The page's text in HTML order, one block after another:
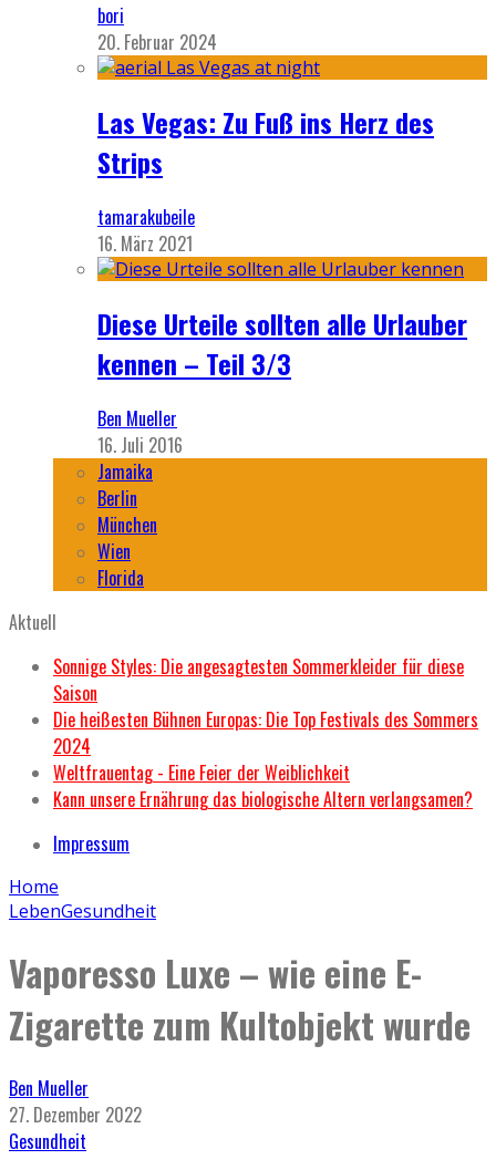
bori
20. Februar 2024
Las Vegas: Zu Fuß ins Herz des
Strips
tamarakubeile
16. März 2021
Diese Urteile sollten alle Urlauber
kennen – Teil 3/3
Ben Mueller
16. Juli 2016
Jamaika
Berlin
München
Wien
Florida
Aktuell
Sonnige Styles: Die angesagtesten Sommerkleider für diese
Saison
Die heißesten Bühnen Europas: Die Top Festivals des Sommers
2024
Weltfrauentag - Eine Feier der Weiblichkeit
Kann unsere Ernährung das biologische Altern verlangsamen?
Impressum
Home
LebenGesundheit
Vaporesso Luxe – wie eine E-
Zigarette zum Kultobjekt wurde
Ben Mueller
27. Dezember 2022
Gesundheit